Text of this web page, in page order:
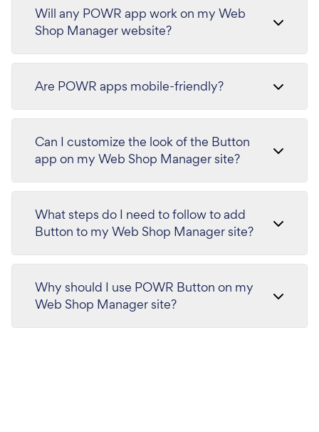
Will any POWR app work on my Web
Shop Manager website?
Are POWR apps mobile-friendly?
Can I customize the look of the Button
app on my Web Shop Manager site?
What steps do I need to follow to add
Button to my Web Shop Manager site?
Why should I use POWR Button on my
Web Shop Manager site?